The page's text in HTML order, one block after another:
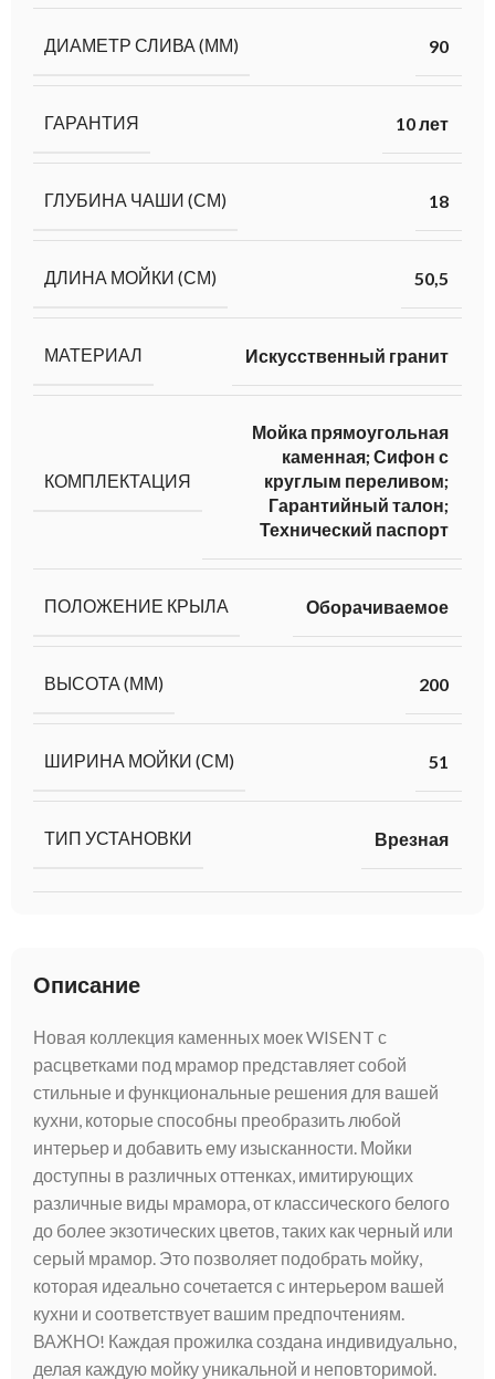
Описание
Новая коллекция каменных моек WISENT с
расцветками под мрамор представляет собой
стильные и функциональные решения для вашей
кухни, которые способны преобразить любой
интерьер и добавить ему изысканности. Мойки
доступны в различных оттенках, имитирующих
различные виды мрамора, от классического белого
до более экзотических цветов, таких как черный или
серый мрамор. Это позволяет подобрать мойку,
которая идеально сочетается с интерьером вашей
кухни и соответствует вашим предпочтениям.
ВАЖНО! Каждая прожилка создана индивидуально,
делая каждую мойку уникальной и неповторимой.
ДИАМЕТР СЛИВА (ММ) 90
ГАРАНТИЯ 10 лет
ГЛУБИНА ЧАШИ (СМ) 18
ДЛИНА МОЙКИ (СМ) 50,5
МАТЕРИАЛ Искусственный гранит
КОМПЛЕКТАЦИЯ
Мойка прямоугольная
каменная; Сифон с
круглым переливом;
Гарантийный талон;
Технический паспорт
ПОЛОЖЕНИЕ КРЫЛА Оборачиваемое
ВЫСОТА (ММ) 200
ШИРИНА МОЙКИ (СМ) 51
ТИП УСТАНОВКИ Врезная